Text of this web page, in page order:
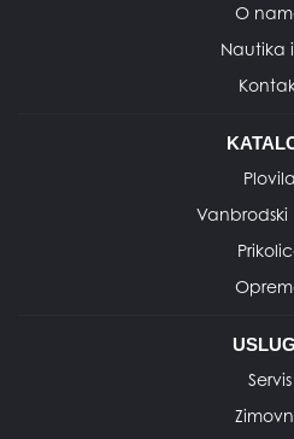
O
Nautika
Plovila
Vanbrodski
Servis